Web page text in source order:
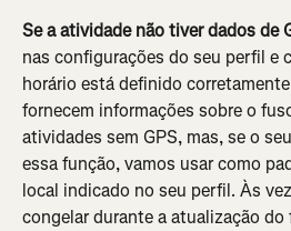
Se a atividade não tiver dados de
nas configurações do seu perfil e
horário está definido
fornecem informações sobre o
atividades sem GPS, mas, se o
essa função, vamos usar como
local indicado no seu perfil. Às
congelar durante a atualização